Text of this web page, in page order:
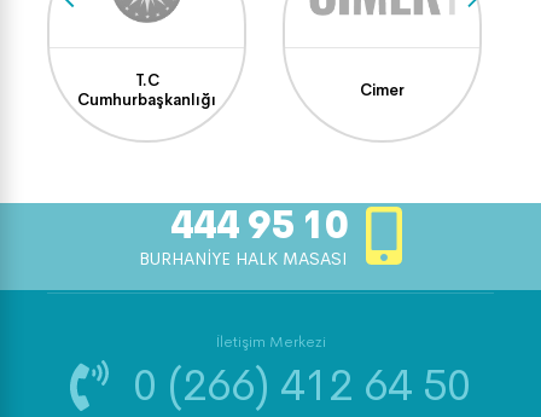
T.C
Cumhurbaşkanlığı
Cimer
444 95 10
BURHANİYE HALK MASASI
İletişim Merkezi
0 (266) 412 64 50